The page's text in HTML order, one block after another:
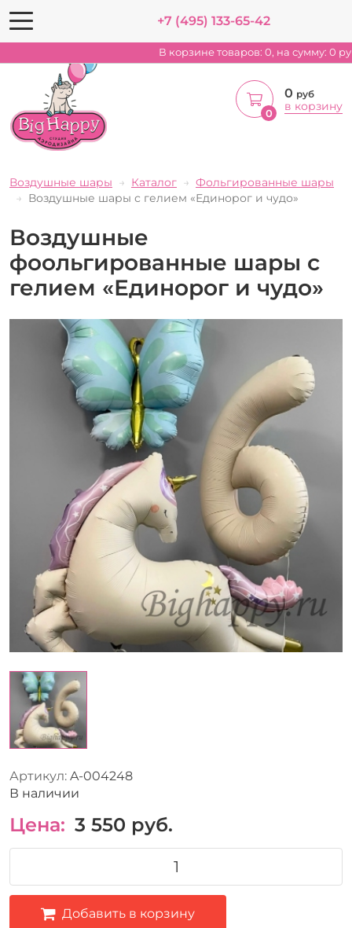
+7 (495) 133-65-42
В корзине товаров: 0, на сумму: 0
0
0 руб
в корзину
Воздушные шары Каталог
Фольгированные шары
Воздушные шары с гелием «Единорог и чудо»
Воздушные
фоольгированные шары с
гелием «Единорог и чудо»
Артикул: A-004248
В наличии
Цена: 3 550 руб.
Добавить в корзину